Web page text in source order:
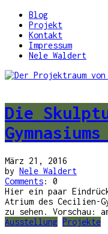
Blog
Projekt
Kontakt
Impressum
Nele Waldert
Die
März 21, 2016
by Nele Waldert
Comments: 0
Hier ein paar
Atrium des Cecilien-
zu sehen. Vorschau:
Ausstellung Projekte